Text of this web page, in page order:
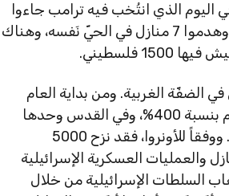
الذي انتُخب فيه ترامب جاءوا
في الساعة الثالثة صباحاً، واعتدوا على الأطفال بالضرب، وهدموا 7 منازل في الحيّ نَفسه، وهناك
173 ألف منزل ومبنى في الضفّة الغربية. ومن بداية العام
الجاري دمّرت ما يقرب من 1400 مبنى وزادت أوامر الهدم بنسبة 400%، وفي القدس وحدها
هذا العام، هُدم 183 مبنى، 33 منها في حيّ فخري وآمنة. ووفقاً للأونروا، فقد نزح 5000
هدم المنازل والعمليات العسكرية الإسرائيلية
السلطات الإسرائيلية من خلال